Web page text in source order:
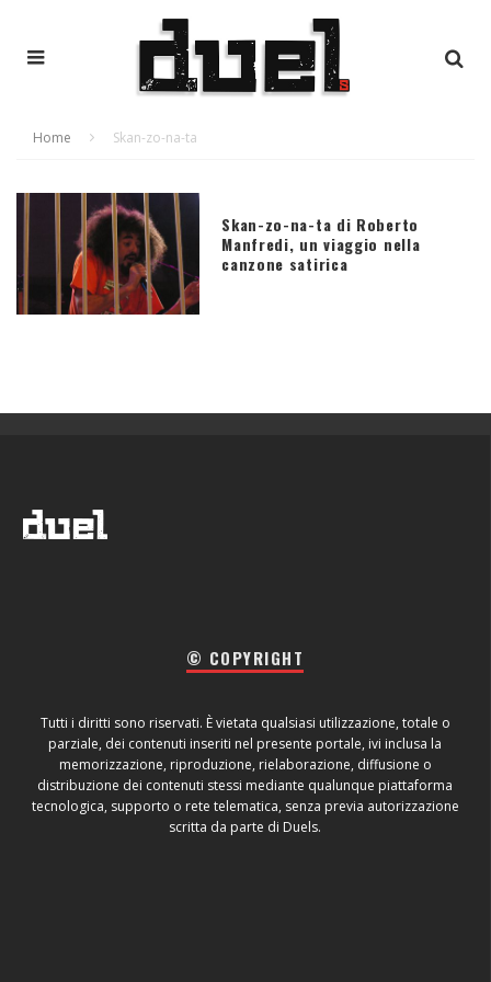
Home Skan-zo-na-ta
Skan-zo-na-ta di Roberto
Manfredi, un viaggio nella
canzone satirica
© COPYRIGHT
Tutti i diritti sono riservati. È vietata qualsiasi utilizzazione, totale o
parziale, dei contenuti inseriti nel presente portale, ivi inclusa la
memorizzazione, riproduzione, rielaborazione, diffusione o
distribuzione dei contenuti stessi mediante qualunque piattaforma
tecnologica, supporto o rete telematica, senza previa autorizzazione
scritta da parte di Duels.